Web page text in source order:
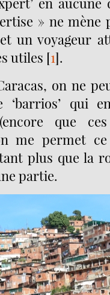
» ne mène
un voyageur
utiles [1].
on ne
qui
que
me permet
plus que la
partie.